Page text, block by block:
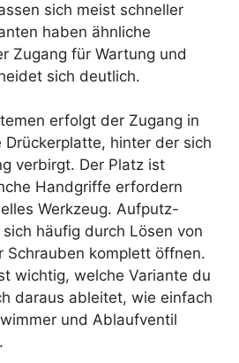
sich meist schneller
haben ähnliche
Zugang für Wartung und
sich deutlich.
erfolgt der Zugang in
Drückerplatte, hinter der sich
verbirgt. Der Platz ist
Handgriffe erfordern
Werkzeug. Aufputz-
häufig durch Lösen von
Schrauben komplett öffnen.
wichtig, welche Variante du
daraus ableitet, wie einfach
und Ablaufventil